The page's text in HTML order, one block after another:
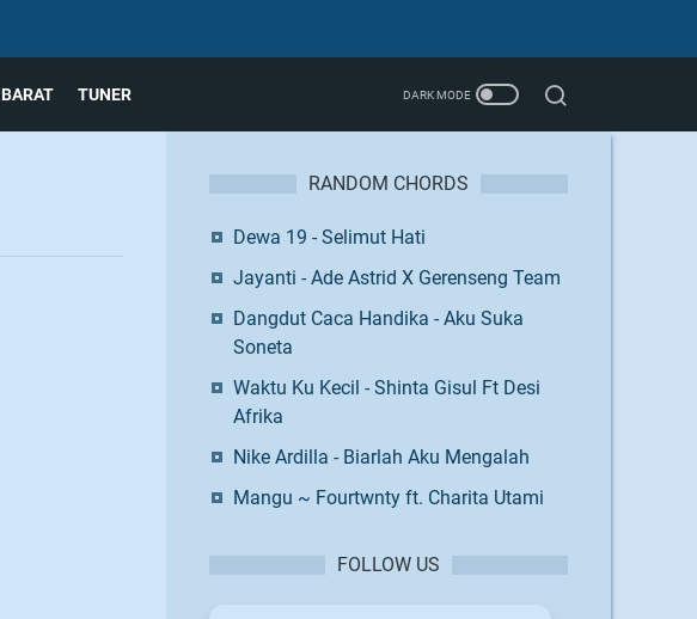
BARAT TUNER
RANDOM CHORDS
Dewa 19 - Selimut Hati
Jayanti - Ade Astrid X Gerenseng Team
Dangdut Caca Handika - Aku Suka
Soneta
Waktu Ku Kecil - Shinta Gisul Ft Desi
Afrika
Nike Ardilla - Biarlah Aku Mengalah
Mangu ~ Fourtwnty ft. Charita Utami
FOLLOW US